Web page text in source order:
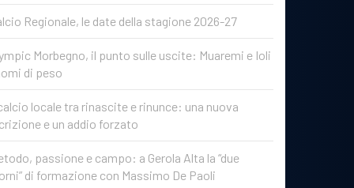
Regionale, le date della stagione 2026-27
Morbegno, il punto sulle uscite: Muaremi e Ioli
di peso
locale tra rinascite e rinunce: una nuova
e un addio forzato
passione e campo: a Gerola Alta la “due
di formazione con Massimo De Paoli